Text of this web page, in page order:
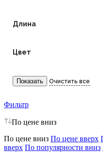
Длина
Цвет
Фильтр
По цене вниз
По цене вниз По цене вверх
вверх По популярности вниз